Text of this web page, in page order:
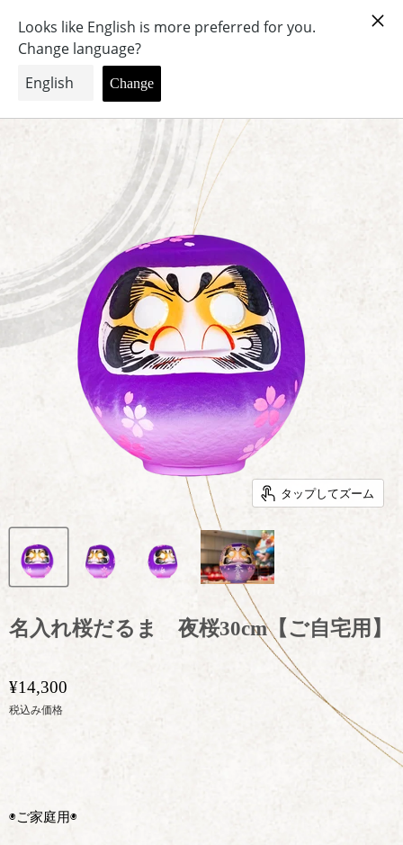
メ
ニ
ー
る
名入れ桜だるま 夜桜30cm【ご自宅用】
タップしてズーム
名入れ桜だるま 夜桜30cm【ご自宅用】
¥14,300
税込み価格
◉ご家庭用◉